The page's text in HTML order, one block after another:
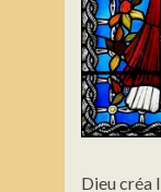
Dieu créa